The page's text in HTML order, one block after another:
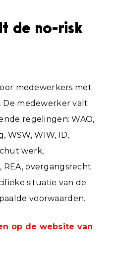
de no-risk
medewerkers met
De medewerker valt
regelingen: WAO,
WSW, WIW, ID,
werk,
overgangsrecht.
situatie van de
voorwaarden.
op de website van